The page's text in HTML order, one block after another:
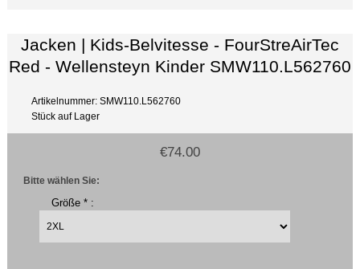
Jacken | Kids-Belvitesse - FourStreAirTec
Red - Wellensteyn Kinder SMW110.L562760
Artikelnummer: SMW110.L562760
Stück auf Lager
€74.00
Bitte wählen Sie:
Größe * :